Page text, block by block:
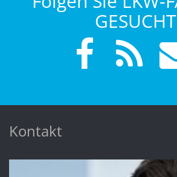
GESUCHT
Kontakt